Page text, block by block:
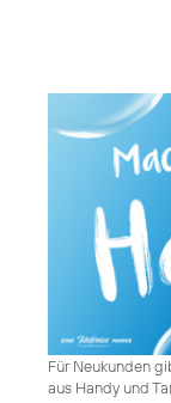
Für Neukunden
aus Handy und